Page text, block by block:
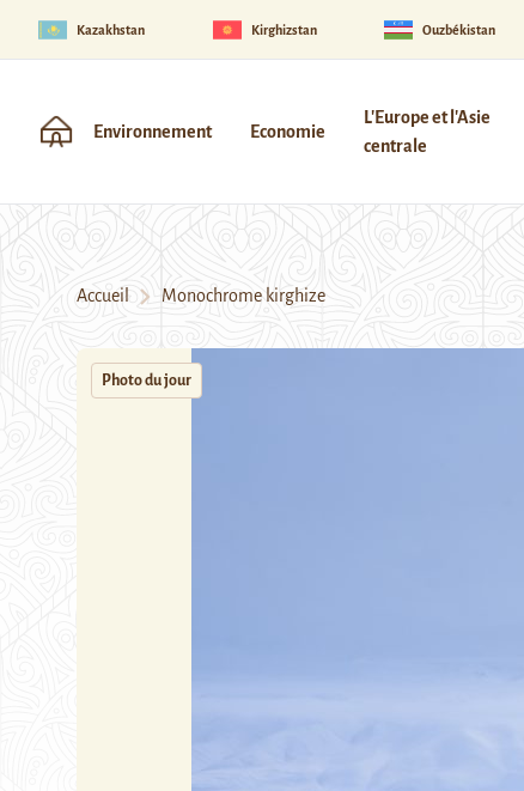
Kazakhstan Kirghizstan Ouzbékistan
Environnement Economie
L'Europe et l'Asie
centrale
Accueil Monochrome kirghize
Photo du jour